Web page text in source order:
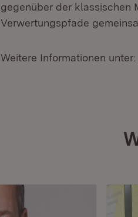
gegenüber der klassischen
Verwertungspfade
Weitere Informationen unter: